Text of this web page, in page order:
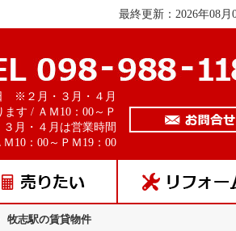
最終更新：2026年08月
※２月・３月・４月
す / ＡＭ10：00～Ｐ
月・４月は営業時間
Ｍ10：00～ＰＭ19：00
牧志駅の賃貸物件